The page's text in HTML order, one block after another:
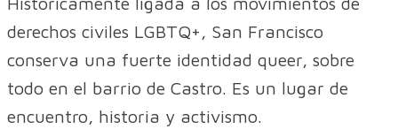
derechos civiles LGBTQ+, San Francisco
conserva una fuerte identidad queer, sobre
todo en el barrio de Castro. Es un lugar de
encuentro, historia y activismo.